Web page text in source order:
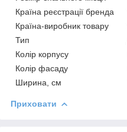
Країна реєстрації бренда
Країна-виробник товару
Тип
Колір корпусу
Колір фасаду
Ширина, см
Приховати